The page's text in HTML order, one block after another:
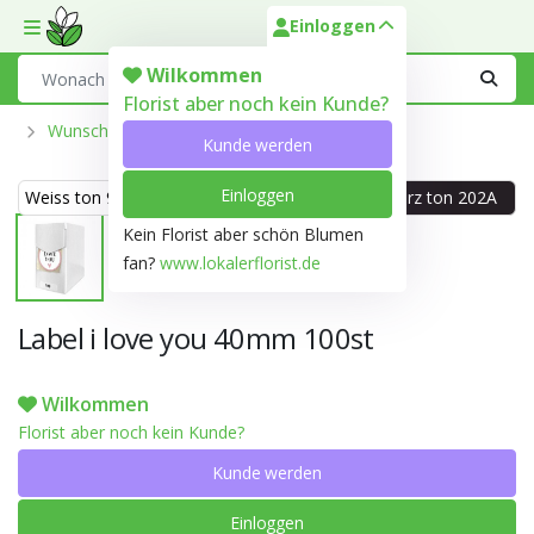
Toggle mobile menu
Einloggen
Wilkommen
Florist aber noch kein Kunde?
Kunde werden
Einloggen
Kein Florist aber schön Blumen
fan? www.lokalerflorist.de
Wunschkarte Und Labels
Weiss ton 999D
Rosa ton Lachs
49D
Schwarz ton 202A
Label i love you 40mm 100st
Wilkommen
Florist aber noch kein Kunde?
Kunde werden
Einloggen